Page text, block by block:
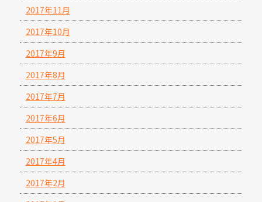
2017年11月
2017年10月
2017年9月
2017年8月
2017年7月
2017年6月
2017年5月
2017年4月
2017年2月